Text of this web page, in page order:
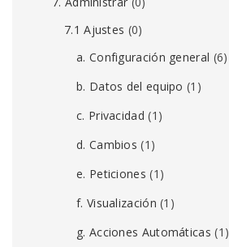
7.1 Ajustes (0)
a. Configuración general (6)
b. Datos del equipo (1)
c. Privacidad (1)
d. Cambios (1)
e. Peticiones (1)
f. Visualización (1)
g. Acciones Automáticas (1)